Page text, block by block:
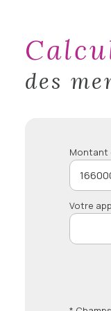
des
Montant
Votre